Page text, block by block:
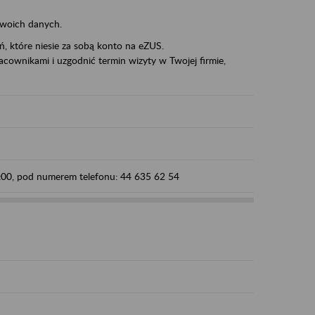
danych.
które niesie za sobą konto na eZUS.
i uzgodnić termin wizyty w Twojej firmie,
pod numerem telefonu: 44 635 62 54